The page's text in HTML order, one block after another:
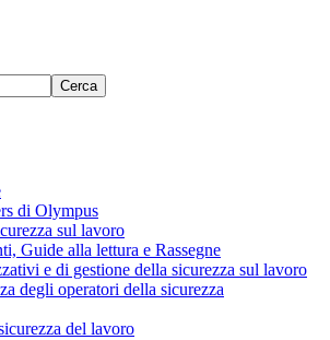
Cerca
di Olympus
sul lavoro
Guide alla lettura e Rassegne
e di gestione della sicurezza sul lavoro
degli operatori della sicurezza
del lavoro